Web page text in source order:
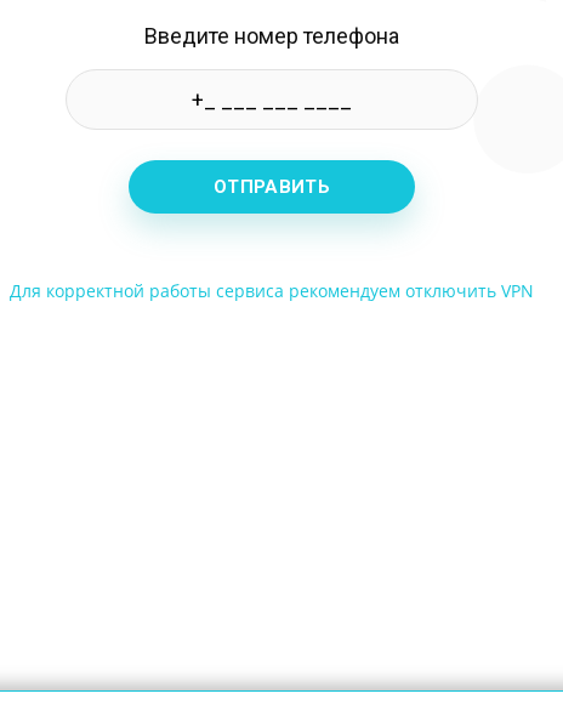
Введите номер телефона
ОТПРАВИТЬ
Для корректной работы сервиса рекомендуем отключить VPN